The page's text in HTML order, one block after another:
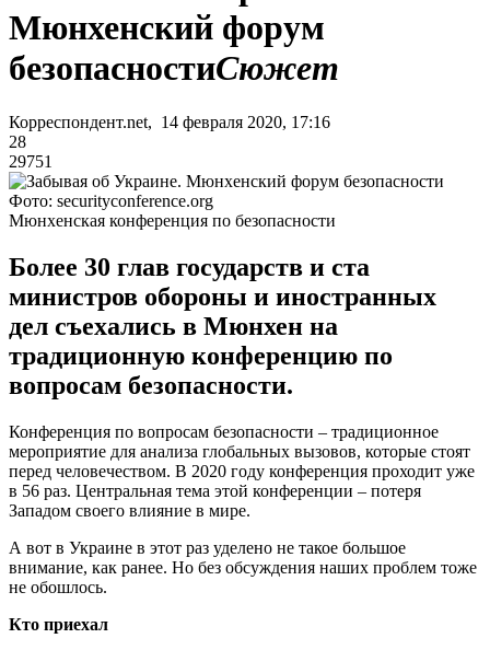
Мюнхенский форум
безопасностиСюжет
Корреспондент.net, 14 февраля 2020, 17:16
28
29751
Фото: securityconference.org
Мюнхенская конференция по безопасности
Более 30 глав государств и ста
министров обороны и иностранных
дел съехались в Мюнхен на
традиционную конференцию по
вопросам безопасности.
Конференция по вопросам безопасности – традиционное
мероприятие для анализа глобальных вызовов, которые стоят
перед человечеством. В 2020 году конференция проходит уже
в 56 раз. Центральная тема этой конференции – потеря
Западом своего влияние в мире.
А вот в Украине в этот раз уделено не такое большое
внимание, как ранее. Но без обсуждения наших проблем тоже
не обошлось.
Кто приехал